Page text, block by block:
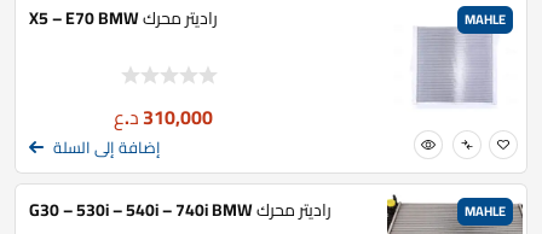
MAHLE راديتر محرك X5 – E70 BMW
310,000د.ع
إضافة إلى السلة
MAHLE راديتر محرك G30 – 530i – 540i – 740i BMW